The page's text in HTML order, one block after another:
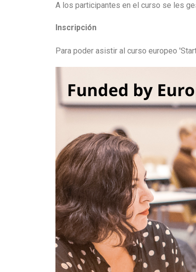
A los participantes en el curso se les
Inscripción
Para poder asistir al curso europeo